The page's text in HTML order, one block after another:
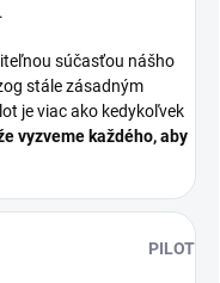
súčasťou nášho
stále zásadným
je viac ako kedykoľvek
vyzveme každého, aby
PILOT